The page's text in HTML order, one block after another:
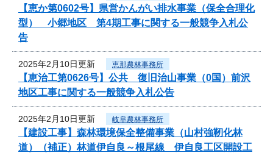
【恵か第0602号】県営かんがい排水事業（保全合理化
型） 小郷地区 第4期工事に関する一般競争入札公
告
2025年2月10日更新 恵那農林事務所
【恵治工第0626号】公共 復旧治山事業（0国）前沢
地区工事に関する一般競争入札公告
2025年2月10日更新 岐阜農林事務所
【建設工事】森林環境保全整備事業（山村強靭化林
道）（補正）林道伊自良～根尾線 伊自良工区開設工